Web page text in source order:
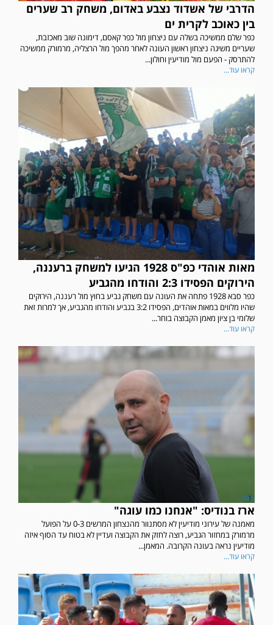
הדרבי של אשדוד נצבע באדום, משחק רב שערים
בין כאוכב לקרית ים
כפר שלם ממשיכה בשלה עם ניצחון מול כפר קאסם, דימונה שוב מאכזבת,
שעריים משיגה ניצחון ראשון העונה לאחר מהפך מול הרצליה, מרמורק ממשיכה
להתרסק - הפעם מול מודיעין וחולון...
קראו עוד...
מאות אוהדי כפ"ס 1928 הגיעו למשחק ברעננה,
הירוקים הפסידו 2:3 והודחו מהגביע
כפר סבא 1928 פתחה את העונה עם משחק גביע בחוץ מול רעננה, הירוקים
שהיו מלווים במאות אוהדים, הפסידו 3:2 בגביע והודחו מהגביע, אך למרות זאת
שלומי בן ציון מאמן הקבוצה בוחר...
קראו עוד...
ארז בנודיס: "אנחנו כמו עוגה"
מאמנה של עירוני מודיעין לא מסתנוור מהנצחון המרשים 0-3 על הפועל
מרמורק במחזור הגביע, רוצה לחזק את הקבוצה ועדיין לא בטוח עד הסוף איזה
מודיעין נראה בעונה הקרובה. המאמן...
קראו עוד...